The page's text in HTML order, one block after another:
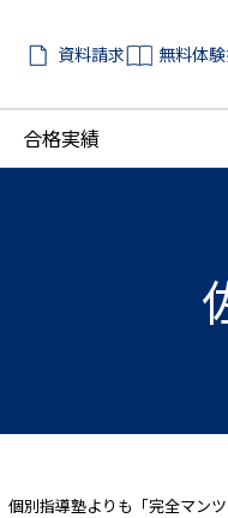
資料請求 無料体
合格実績
別指導塾よりも「完全